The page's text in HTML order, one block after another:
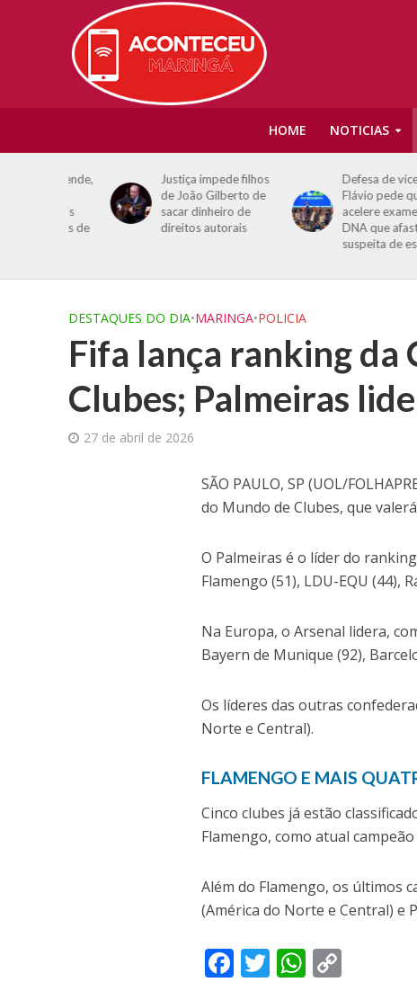
HOME NOTICIAS
Justiça impede filhos
de João Gilberto de
sacar dinheiro de
direitos autorais
Defesa de vice de
Flávio pede que PGR
acelere exame de
DNA que afastaria
suspeita de estupro
DESTAQUES DO DIA•MARINGA•POLICIA
Fifa lança ranking da
Clubes; Palmeiras
27 de abril de 2026
SÃO PAULO, SP (UOL/
do Mundo de Clubes, que
O Palmeiras é o líder do
Flamengo (51), LDU-EQU (44),
Na Europa, o Arsenal lidera,
Bayern de Munique (92),
Os líderes das outras
Norte e Central).
FLAMENGO E MAIS
Cinco clubes já estão
Flamengo, como atual
Além do Flamengo, os últimos
(América do Norte e Central) e
F T W